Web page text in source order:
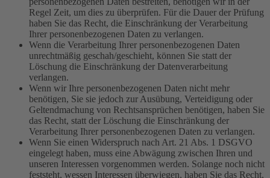
Regel Zeit, um dies zu überprüfen. Für die Dauer der Prüfung
haben Sie das Recht, die Einschränkung der Verarbeitung
Ihrer personenbezogenen Daten zu verlangen.
Wenn die Verarbeitung Ihrer personenbezogenen Daten
unrechtmäßig geschah/geschieht, können Sie statt der
Löschung die Einschränkung der Datenverarbeitung
verlangen.
Wenn wir Ihre personenbezogenen Daten nicht mehr
benötigen, Sie sie jedoch zur Ausübung, Verteidigung oder
Geltendmachung von Rechtsansprüchen benötigen, haben Sie
das Recht, statt der Löschung die Einschränkung der
Verarbeitung Ihrer personenbezogenen Daten zu verlangen.
Wenn Sie einen Widerspruch nach Art. 21 Abs. 1 DSGVO
eingelegt haben, muss eine Abwägung zwischen Ihren und
unseren Interessen vorgenommen werden. Solange noch nicht
feststeht, wessen Interessen überwiegen, haben Sie das Recht,